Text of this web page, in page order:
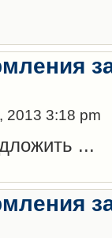
2013 3:18 pm
...